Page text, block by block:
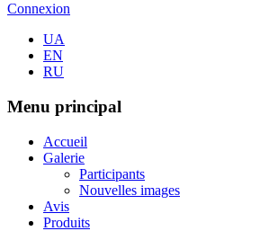
Connexion
UA
EN
RU
Menu principal
Accueil
Galerie
Participants
Nouvelles images
Avis
Produits